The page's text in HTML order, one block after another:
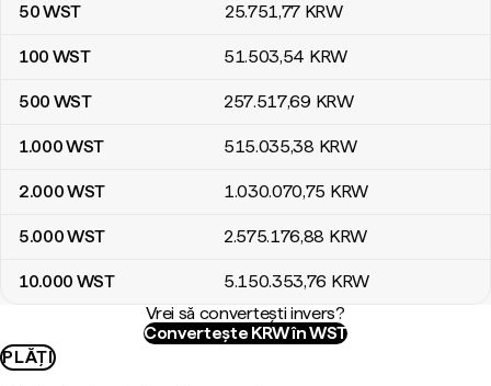
50WST 25.751,77 KRW
100 WST 51.503,54 KRW
500 WST 257.517,69 KRW
1.000WST 515.035,38 KRW
2.000WST 1.030.070,75 KRW
5.000WST 2.575.176,88 KRW
10.000 WST 5.150.353,76 KRW
Vrei să convertești invers?
Convertește KRW în WST
PLĂȚI